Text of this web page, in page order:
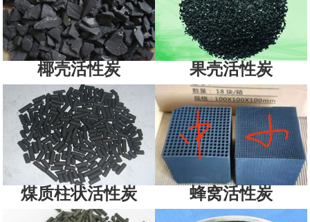
椰壳活性炭 果壳活性炭
煤质柱状活性炭 蜂窝活性炭